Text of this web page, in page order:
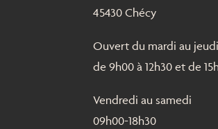
45430 Chécy
Ouvert du mardi au jeudi
de 9h00 à 12h30 et de
Vendredi au samedi
09h00-18h30